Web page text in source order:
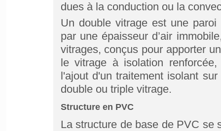
dues à la conduction ou la
Un double vitrage est une
par une épaisseur d’air
vitrages, conçus pour apporter
le vitrage à isolation
l'ajout d'un traitement isolant
double ou triple vitrage.
Structure en PVC
La structure de base de PVC se